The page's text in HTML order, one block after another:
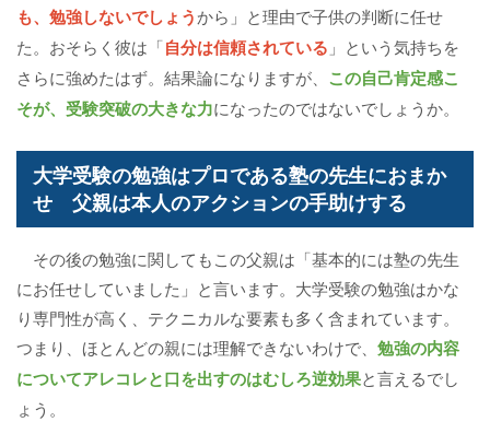
も、勉強しないでしょうから」と理由で子供の判断に任せ
た。おそらく彼は「自分は信頼されている 」という気持ちを
さらに強めたはず。結果論になりますが、 この自己肯定感こ
そが、受験突破の大きな力になったのではないでしょうか。
大学受験の勉強はプロである塾の先生におまか
せ 父親は本人のアクションの手助けする
その後の勉強に関してもこの父親は「基本的には塾の先生
にお任せしていました」と言います。大学受験の勉強はかな
り専門性が高く、テクニカルな要素も多く含まれています。
つまり、ほとんどの親には理解できないわけで、 勉強の内容
についてアレコレと口を出すのはむしろ逆効果と言えるでし
ょう。